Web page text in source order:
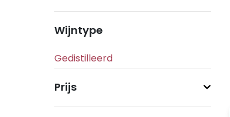
Wijntype
Prijs